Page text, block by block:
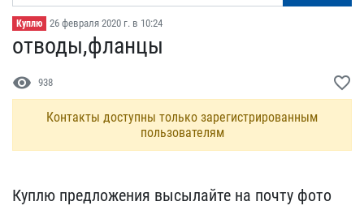
Куплю 26 февраля 2020 г. в 10:24
отводы,фланцы
visibility 938 favorite_border
Контакты доступны только зарегистрированным
пользователям
Куплю предложения высыла​йте на почту фото